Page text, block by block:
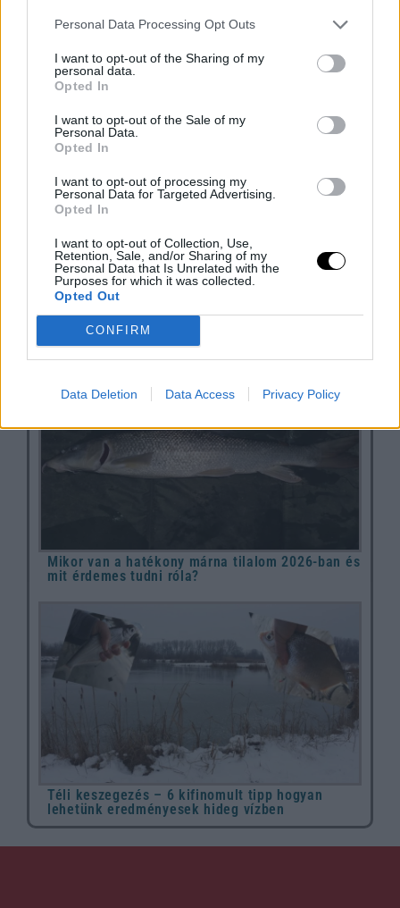
Personal Data Processing Opt Outs
I want to opt-out of the Sharing of my
personal data.
Opted In
I want to opt-out of the Sale of my
Personal Data.
Opted In
I want to opt-out of processing my
Personal Data for Targeted Advertising.
Opted In
I want to opt-out of Collection, Use,
Retention, Sale, and/or Sharing of my
Personal Data that Is Unrelated with the
Purposes for which it was collected.
Opted Out
CONFIRM
Data Deletion Data Access Privacy Policy
Harcsacserkelés vízben állva: Így foghatod meg
Ponty tilalom 2026 – meghökkentő enyhítések –
mit jelez a szabályozás háttere?
Mikor van a hatékony márna tilalom 2026-ban és
mit érdemes tudni róla?
Téli keszegezés – 6 kifinomult tipp hogyan
lehetünk eredményesek hideg vízben